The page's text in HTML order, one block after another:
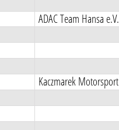
ADAC Team Hansa e.V.
Kaczmarek Motorsport